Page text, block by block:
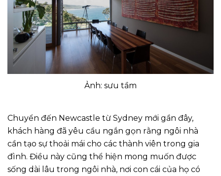
Ảnh: sưu tầm
Chuyển đến Newcastle từ Sydney mới gần đây,
khách hàng đã yêu cầu ngắn gọn rằng ngôi nhà
cần tạo sự thoải mái cho các thành viên trong gia
đình. Điều này cũng thể hiện mong muốn được
sống dài lâu trong ngôi nhà, nơi con cái của họ có